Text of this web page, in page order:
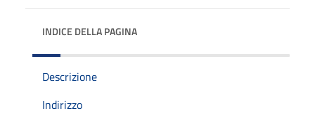
INDICE DELLA PAGINA
Descrizione
Indirizzo